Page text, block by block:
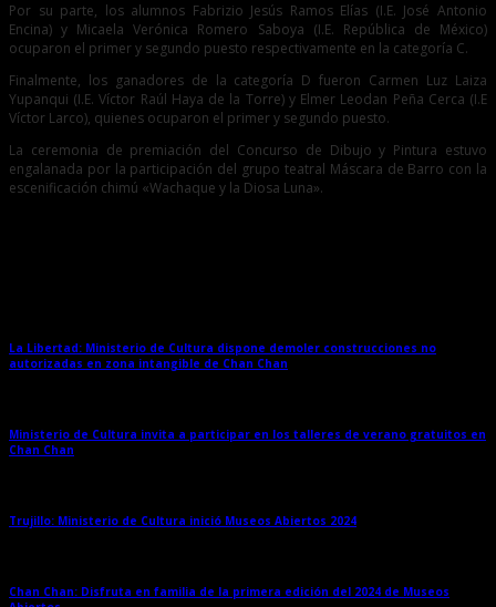
Por su parte, los alumnos Fabrizio Jesús Ramos Elías (I.E. José Antonio
Encina) y Micaela Verónica Romero Saboya (I.E. República de México)
ocuparon el primer y segundo puesto respectivamente en la categoría C.
Finalmente, los ganadores de la categoría D fueron Carmen Luz Laiza
Yupanqui (I.E. Víctor Raúl Haya de la Torre) y Elmer Leodan Peña Cerca (I.E
Víctor Larco), quienes ocuparon el primer y segundo puesto.
La ceremonia de premiación del Concurso de Dibujo y Pintura estuvo
engalanada por la participación del grupo teatral Máscara de Barro con la
escenificación chimú «Wachaque y la Diosa Luna».
La Libertad: Ministerio de Cultura dispone demoler construcciones no
autorizadas en zona intangible de Chan Chan
Ministerio de Cultura invita a participar en los talleres de verano gratuitos en
Chan Chan
Trujillo: Ministerio de Cultura inició Museos Abiertos 2024
Chan Chan: Disfruta en familia de la primera edición del 2024 de Museos